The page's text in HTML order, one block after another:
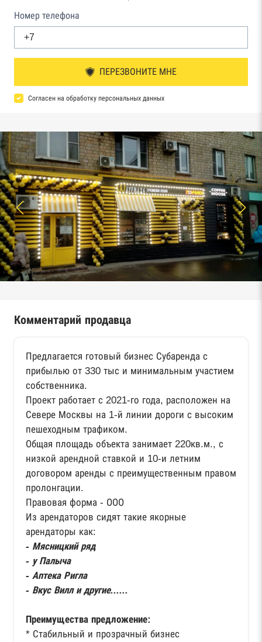
Номер телефона
ПЕРЕЗВОНИТЕ МНЕ
Согласен на обработку персональных данных
Комментарий продавца
Предлагается готовый бизнес Субаренда с
прибылью от 330 тыс и минимальным участием
собственника.
Проект работает с 2021-го года, расположен на
Севере Москвы на 1-й линии дороги с высоким
пешеходным трафиком.
Общая площадь объекта занимает 220кв.м., с
низкой арендной ставкой и 10-и летним
договором аренды с преимущественным правом
пролонгации.
Правовая форма - ООО
Из арендаторов сидят такие якорные
арендаторы как:
- Мясницкий ряд
- у Палыча
- Аптека Ригла
- Вкус Вилл и другие......
Преимущества предложение:
* Стабильный и прозрачный бизнес